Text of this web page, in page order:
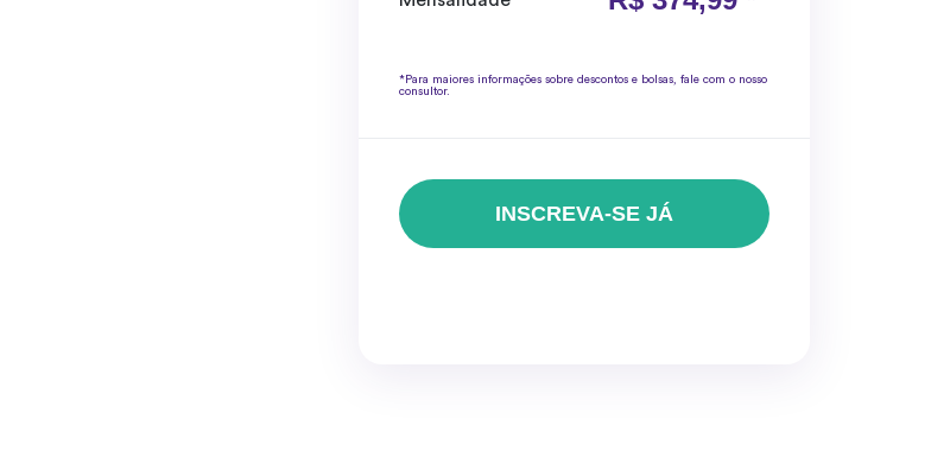
*Para maiores informações sobre descontos e bolsas, fale com o nosso
consultor.
INSCREVA-SE JÁ